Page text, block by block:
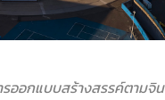
รออกแบบสร้างสรรค์ตาม